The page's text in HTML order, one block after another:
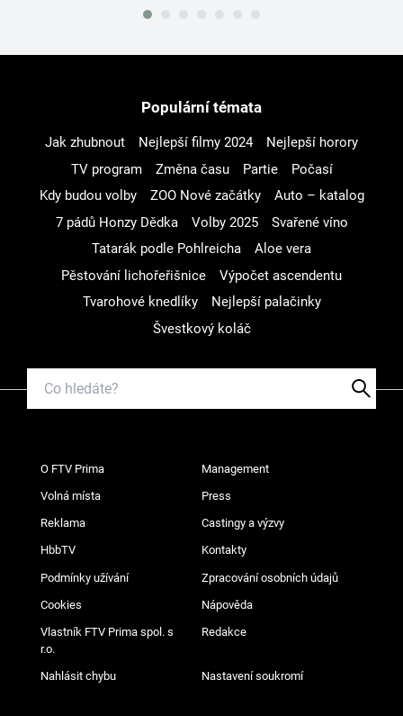
Populární témata
Jak zhubnout Nejlepší filmy 2024
Nejlepší horory
TV program
Změna času Partie
Počasí
Kdy budou volby
ZOO Nové začátky
Auto – katalog
7 pádů Honzy Dědka
Volby 2025
Svařené víno
Tatarák podle Pohlreicha
Aloe vera
Pěstování lichořeřišnice
Výpočet ascendentu
Tvarohové knedlíky
Nejlepší palačinky
Švestkový koláč
O FTV Prima Management
Volná místa Press
Reklama Castingy a výzvy
HbbTV Kontakty
Podmínky užívání Zpracování osobních údajů
Cookies Nápověda
Vlastník FTV Prima spol. s
r.o.
Redakce
Nahlásit chybu Nastavení soukromí